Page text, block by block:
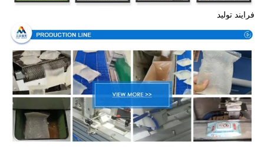
فرایند تولید